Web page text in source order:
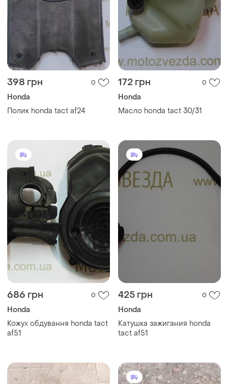
398 грн 0
Honda
Полик honda tact af24
172 грн 0
Honda
Масло honda tact 30/31
686 грн 0
Honda
Кожух обдування honda tact
af51
425 грн 0
Honda
Катушка зажигания honda
tact af51